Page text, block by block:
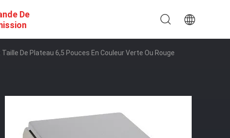
De
De Plateau 6,5 Pouces En Couleur Verte Ou Rouge